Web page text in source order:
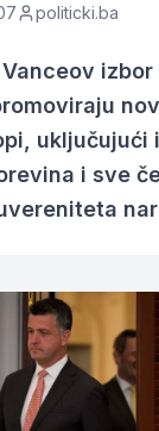
politicki.ba
uključujući
i sve